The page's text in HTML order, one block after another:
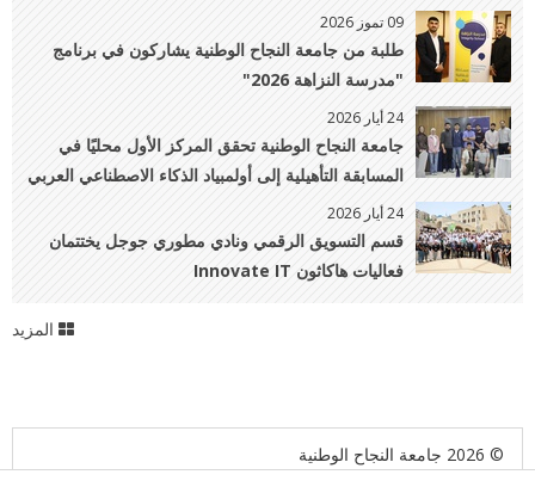
الكشفي الـ32
09 تموز 2026
طلبة من جامعة النجاح الوطنية يشاركون في برنامج
"مدرسة النزاهة 2026"
24 أيار 2026
جامعة النجاح الوطنية تحقق المركز الأول محليًا في
المسابقة التأهيلية إلى أولمبياد الذكاء الاصطناعي العربي
24 أيار 2026
قسم التسويق الرقمي ونادي مطوري جوجل يختتمان
فعاليات هاكاثون Innovate IT
المزيد
© 2026 جامعة النجاح الوطنية